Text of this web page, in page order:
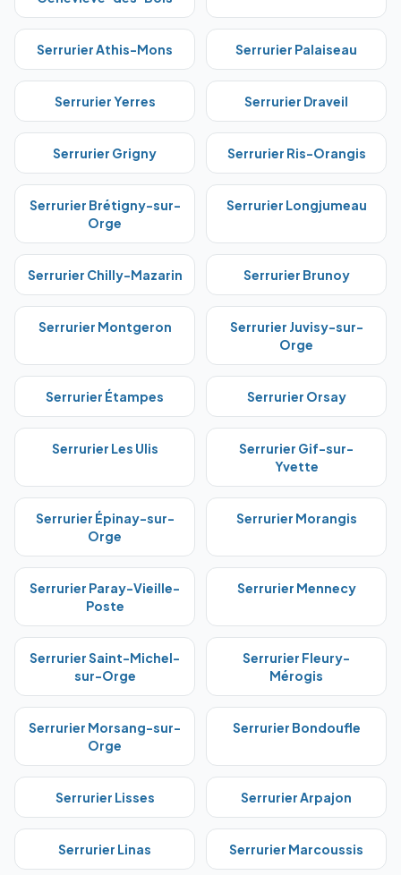
SerrurierAthis-Mons Serrurier Palaiseau
SerrurierYerres Serrurier Draveil
Serrurier Grigny Serrurier Ris-Orangis
Serrurier Brétigny-sur-
Orge
Serrurier Longjumeau
Serrurier Chilly-Mazarin Serrurier Brunoy
Serrurier Montgeron Serrurier Juvisy-sur-
Orge
Serrurier Étampes Serrurier Orsay
Serrurier Les Ulis Serrurier Gif-sur-
Yvette
Serrurier Épinay-sur-
Orge
Serrurier Morangis
Serrurier Paray-Vieille-
Poste
Serrurier Mennecy
SerrurierSaint-Michel-
sur-Orge
Serrurier Fleury-
Mérogis
Serrurier Morsang-sur-
Orge
Serrurier Bondoufle
Serrurier Lisses SerrurierArpajon
Serrurier Linas Serrurier Marcoussis